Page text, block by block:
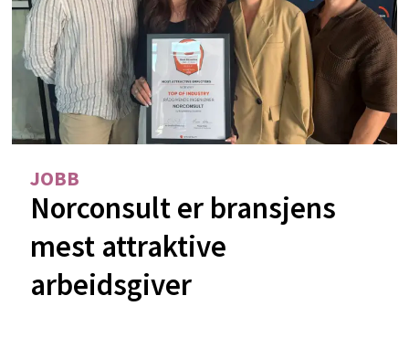
JOBB
Norconsult er bransjens
mest attraktive
arbeidsgiver